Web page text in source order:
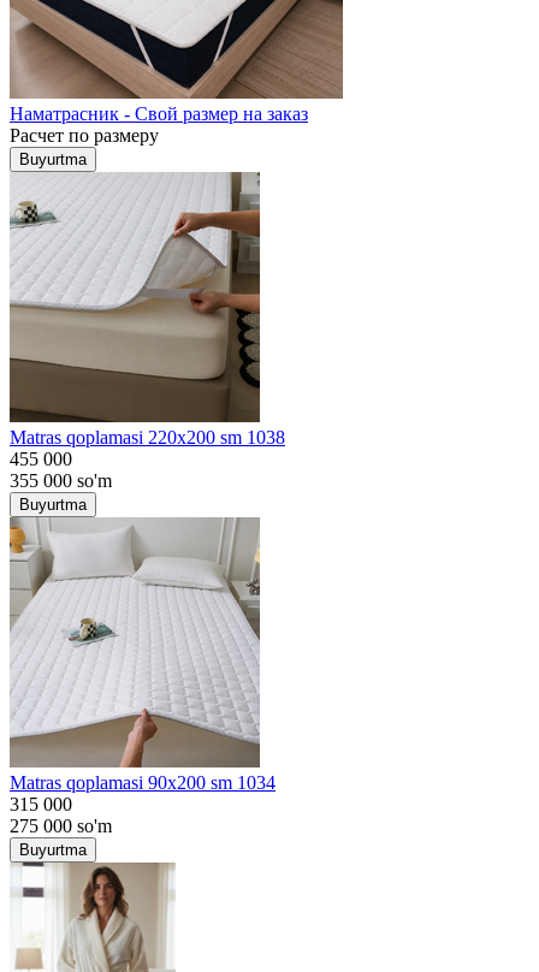
Наматрасник - Свой размер на заказ
Расчет по размеру
Buyurtma
Matras qoplamasi 220x200 sm 1038
455 000
355 000 so'm
Buyurtma
Matras qoplamasi 90x200 sm 1034
315 000
275 000 so'm
Buyurtma